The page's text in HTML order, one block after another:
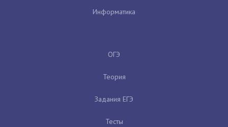
Информатика
ОГЭ
Теория
Задания ЕГЭ
Тесты